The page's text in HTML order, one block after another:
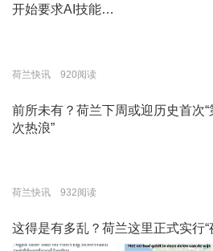
开始要求AI技能…
荷兰快讯 920阅读
前所未有？荷兰下周或迎历史首次“
次热浪”
荷兰快讯 932阅读
这得是有多乱？荷兰这里正式实行